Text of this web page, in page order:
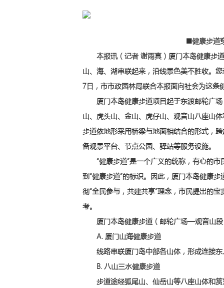
■健康步道穿
本报讯（记者 谢雨真）厦门本岛健康步道
山、海、湖串联起来，沿线景色美不胜收。
7日，市市政园林局联合本报面向社会为这
厦门本岛健康步道项目起于东渡邮轮广场
山、虎头山、金山、虎仔山、观音山八座山
步道依地形采用桥梁与地面相结合的形式，
备观景平台、节点公园、驿站等服务设施。
“健康步道”是一个广义的统称，有心的市
到“健康步道”的标识。因此，厦门本岛健康
彻“全民参与，共建共享”理念，市民提出的
考。
厦门本岛健康步道（邮轮广场—观音山
A. 厦门山海健康步道
线路串联厦门岛中部各山体，形成连接东
B. 八山三水健康步道
步道途经狐尾山、仙岳山等八座山体和筼